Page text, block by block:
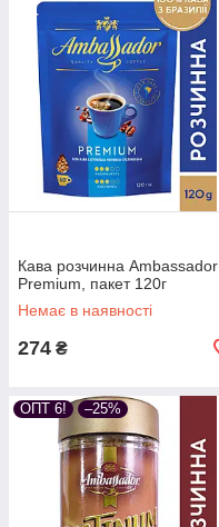
Кава розчинна Ambassador
Premium, пакет 120г
Немає в наявності
274 ₴
ОПТ 6! –25%